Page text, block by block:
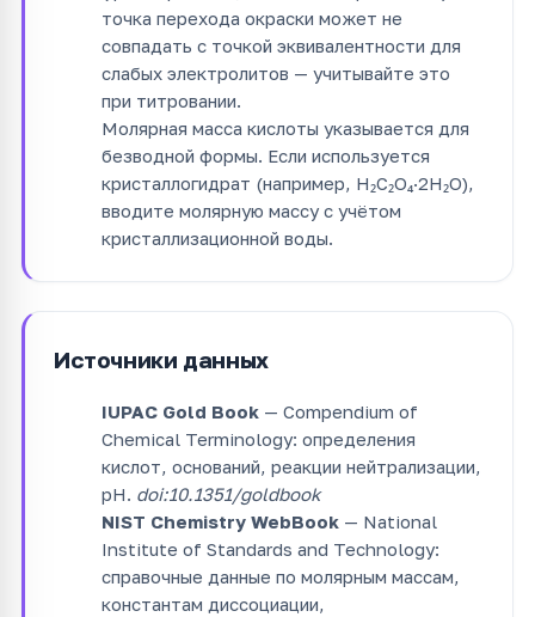
точка перехода окраски может не
совпадать с точкой эквивалентности для
слабых электролитов — учитывайте это
при титровании.
Молярная масса кислоты указывается для
безводной формы. Если используется
кристаллогидрат (например, H₂C₂O₄·2H₂O),
вводите молярную массу с учётом
кристаллизационной воды.
Источники данных
IUPAC Gold Book — Compendium of
Chemical Terminology: определения
кислот, оснований, реакции нейтрализации,
pH. doi:10.1351/goldbook
NIST Chemistry WebBook — National
Institute of Standards and Technology:
справочные данные по молярным массам,
константам диссоциации,